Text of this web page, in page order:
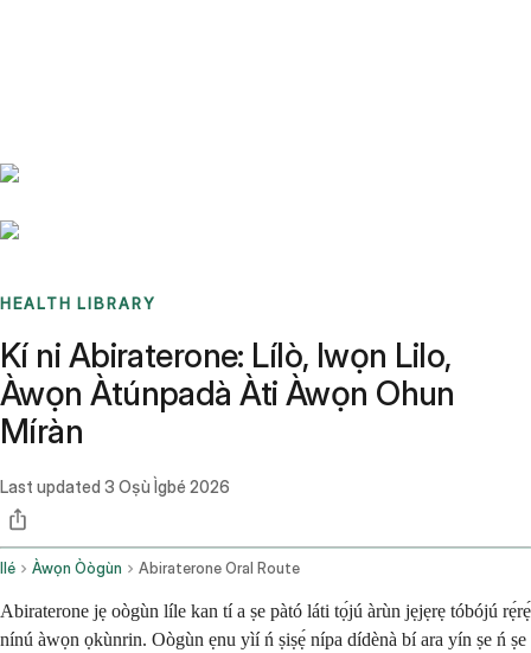
HEALTH LIBRARY
Kí ni Abiraterone: Lílò, Iwọn Lilo,
Àwọn Àtúnpadà Àti Àwọn Ohun
Míràn
Last updated 3 Oṣù Ìgbé 2026
Ilé Àwọn Òògùn Abiraterone Oral Route
Abiraterone jẹ oògùn líle kan tí a ṣe pàtó láti tọ́jú àrùn jẹjẹrẹ tóbójú rẹ́rẹ́
nínú àwọn ọkùnrin. Oògùn ẹnu yìí ń ṣiṣẹ́ nípa dídènà bí ara yín ṣe ń ṣe